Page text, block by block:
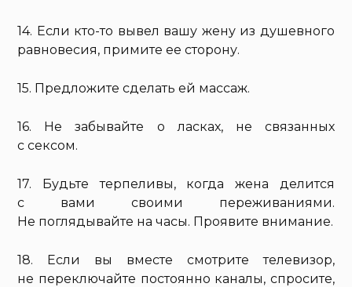
14. Если кто-то вывел вашу жену из душевного
равновесия, примите ее сторону.
15. Предложите сделать ей массаж.
16. Не забывайте о ласках, не связанных
с сексом.
17. Будьте терпеливы, когда жена делится
с вами своими переживаниями.
Не поглядывайте на часы. Проявите внимание.
18. Если вы вместе смотрите телевизор,
не переключайте постоянно каналы, спросите,